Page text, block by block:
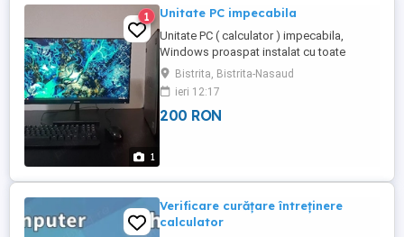
1
1 Unitate PC impecabila
Unitate PC ( calculator ) impecabila,
Windows proaspat instalat cu toate
driverele Pentru detalii sau video cu
dovada functionarii ma puteti contacta
prin mesaje. Ofer si livrare.
Bistrita, Bistrita-Nasaud
ieri 12:17
200 RON
Verificare curăţare întreținere
calculator